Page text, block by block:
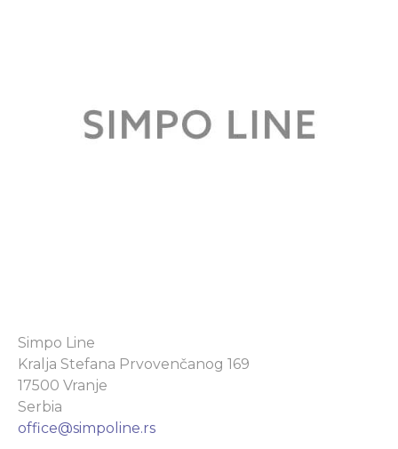
Simpo Line
Kralja Stefana Prvovenčanog 169
17500 Vranje
Serbia
office@simpoline.rs